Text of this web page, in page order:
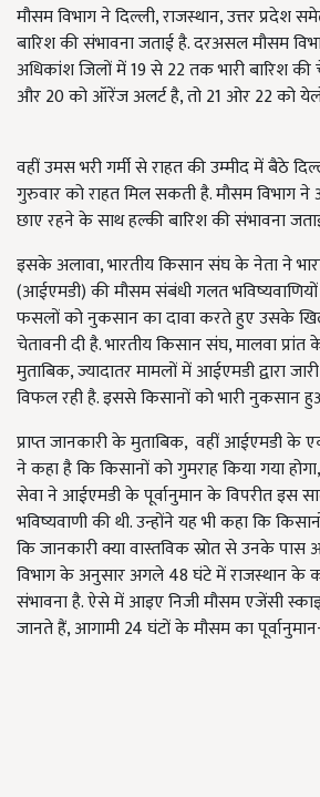
मौसम विभाग ने दिल्ली, राजस्थान, उत्तर प्रदेश
बारिश की संभावना जताई है. दरअसल मौसम
अधिकांश जिलों में 19 से 22 तक भारी बारिश की
और 20 को ऑरेंज अलर्ट है, तो 21 ओर 22 को
वहीं उमस भरी गर्मी से राहत की उम्मीद में बैठे
गुरुवार को राहत मिल सकती है. मौसम विभाग
छाए रहने के साथ हल्की बारिश की संभावना
इसके अलावा, भारतीय किसान संघ के नेता ने
(आईएमडी) की मौसम संबंधी गलत
फसलों को नुकसान का दावा करते हुए उसके
चेतावनी दी है. भारतीय किसान संघ, मालवा
मुताबिक, ज्यादातर मामलों में आईएमडी द्वारा
विफल रही है. इससे किसानों को भारी नुकसान
प्राप्त जानकारी के मुताबिक, वहीं आईएमडी के
ने कहा है कि किसानों को गुमराह किया गया
सेवा ने आईएमडी के पूर्वानुमान के विपरीत इस
भविष्यवाणी की थी. उन्होंने यह भी कहा कि
कि जानकारी क्या वास्तविक स्रोत से उनके पास
विभाग के अनुसार अगले 48 घंटे में राजस्थान के
संभावना है. ऐसे में आइए निजी मौसम एजेंसी
जानते हैं, आगामी 24 घंटों के मौसम का